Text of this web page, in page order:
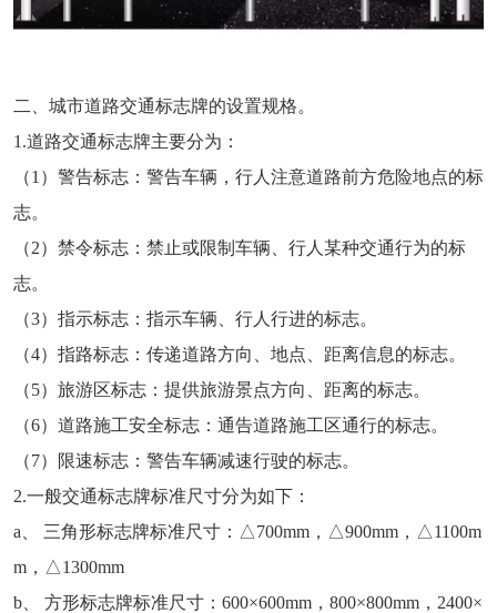
二、城市道路交通标志牌的设置规格。
1.道路交通标志牌主要分为：
（1）警告标志：警告车辆，行人注意道路前方危险地点的标
志。
（2）禁令标志：禁止或限制车辆、行人某种交通行为的标
志。
（3）指示标志：指示车辆、行人行进的标志。
（4）指路标志：传递道路方向、地点、距离信息的标志。
（5）旅游区标志：提供旅游景点方向、距离的标志。
（6）道路施工安全标志：通告道路施工区通行的标志。
（7）限速标志：警告车辆减速行驶的标志。
2.一般交通标志牌标准尺寸分为如下：
a、 三角形标志牌标准尺寸：△700mm，△900mm，△1100m
m，△1300mm
b、 方形标志牌标准尺寸：600×600mm，800×800mm，2400×